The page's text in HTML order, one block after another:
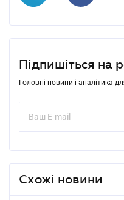
Підпишіться на
Головні новини і аналітика
Схожі новини